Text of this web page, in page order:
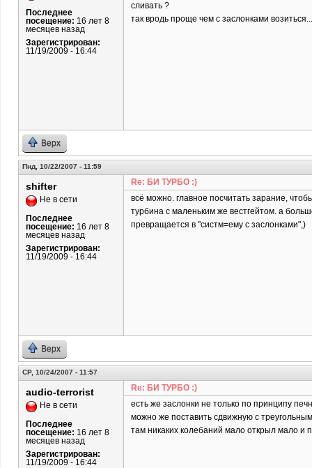
Последнее
посещение: 16 лет 8
месяцев назад
Зарегистрирован:
11/19/2009 - 16:44
сливать ?
так вродь проще чем с заслонками возиться...
Верх
Пнд, 10/22/2007 - 11:59
shifter
Не в сети
Последнее
посещение: 16 лет 8
месяцев назад
Зарегистрирован:
11/19/2009 - 16:44
Re: БИ ТУРБО :)
всё можно. главное посчитать зарание,
турбина с маленьким же вестгейтом. а
превращается в "систм=ему с заслонками",)
Верх
СР, 10/24/2007 - 11:57
audio-terrorist
Не в сети
Последнее
посещение: 16 лет 8
месяцев назад
Зарегистрирован:
11/19/2009 - 16:44
Re: БИ ТУРБО :)
есть же заслонки не только по принципу
можно же поставить сдвижную с
там никаких колебаний мало открыл мало и